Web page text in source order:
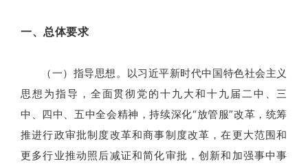
一、总体要求
（一）指导思想。以习近平新时代中国特色社会主义
思想为指导，全面贯彻党的十九大和十九届二中、三
中、四中、五中全会精神，持续深化“放管服”改革，统筹
推进行政审批制度改革和商事制度改革，在更大范围和
更多行业推动照后减证和简化审批，创新和加强事中事